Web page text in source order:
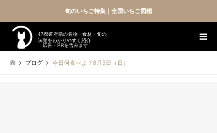
旬のいちご特集｜全国いちご図鑑
47都道府県の名物・食材・旬の
味覚をわかりやすく紹介
広告・PRを含みます
ブログ 今日何食べよ？8月3日（日）